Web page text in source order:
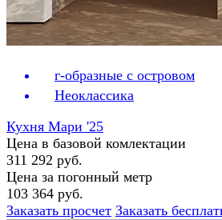
г-образные с островом
Неоклассика
Кухня Мари '25
Цена в базовой комлектации
311 292 руб.
Цена за погонный метр
103 364 руб.
Заказать просчет Заказать